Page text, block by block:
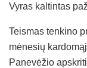
Vyras kaltintas
Teismas tenkino
mėnesių
Panevėžio